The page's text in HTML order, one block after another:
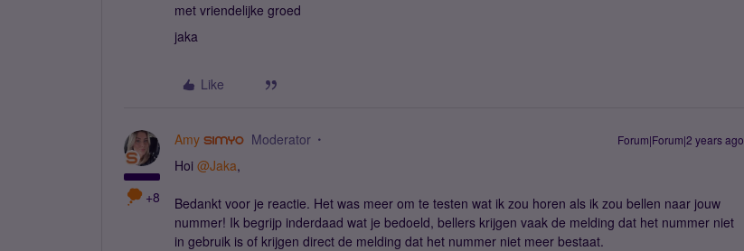
met vriendelijke groed
jaka
Like
+8
Amy Moderator Forum|Forum|2 years ago
Hoi @Jaka,
Bedankt voor je reactie. Het was meer om te testen wat ik zou horen als ik zou bellen naar jouw
nummer! Ik begrijp inderdaad wat je bedoeld, bellers krijgen vaak de melding dat het nummer niet
in gebruik is of krijgen direct de melding dat het nummer niet meer bestaat.